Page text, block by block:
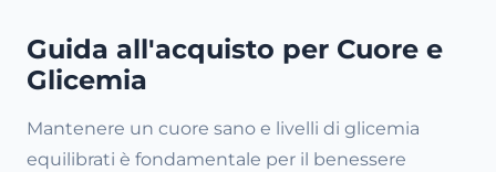
Guida all'acquisto per Cuore e
Glicemia
Mantenere un cuore sano e livelli di glicemia
equilibrati è fondamentale per il benessere